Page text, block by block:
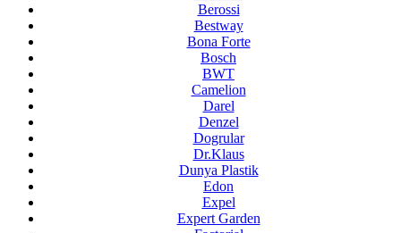
Berossi
Bestway
Bona Forte
Bosch
BWT
Camelion
Darel
Denzel
Dogrular
Dr.Klaus
Dunya Plastik
Edon
Expel
Expert Garden